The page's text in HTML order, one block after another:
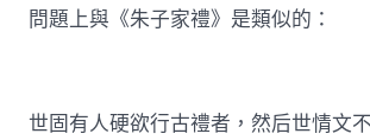
問題上與《朱子家禮》是類似的：
世固有人硬欲行古禮者，然后世情文